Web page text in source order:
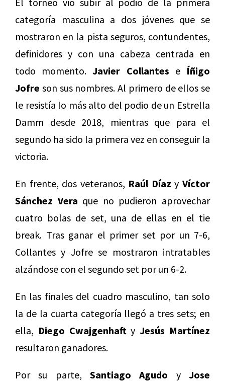
categoría masculina a dos jóvenes que se
mostraron en la pista seguros, contundentes,
definidores y con una cabeza centrada en
todo momento.Javier Collantes e Íñigo
Jofre son sus nombres. Al primero de ellos se
le resistía lo más alto del podio de un Estrella
Damm desde 2018, mientras que para el
segundo ha sido la primera vez en conseguir la
victoria.
En frente, dos veteranos, Raúl Díaz yVíctor
Sánchez Vera que no pudieron aprovechar
cuatro bolas de set, una de ellas en el tie
break. Tras ganar el primer set por un 7-6,
Collantes y Jofre se mostraron intratables
alzándose con el segundo set por un 6-2.
En las finales del cuadro masculino, tan solo
la de la cuarta categoría llegó a tres sets; en
ella, Diego CwajgenhaftyJesús Martínez
resultaron ganadores.
Por su parte, Santiago Agudo yJose